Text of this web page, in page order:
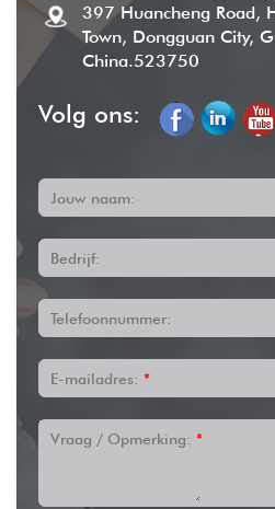
397 Huancheng Road,
Town, Dongguan City,
China.523750
Volg ons:
Jouw naam:
Bedrijf:
Telefoonnummer:
E-mailadres: *
Vraag / Opmerking: *